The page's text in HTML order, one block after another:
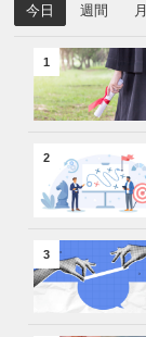
今日 週間
1
2
3